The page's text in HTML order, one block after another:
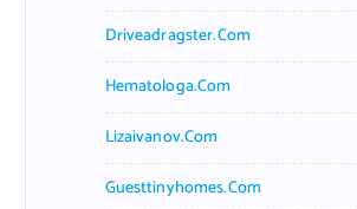
Driveadragster.com
Hematologa.com
Lizaivanov.com
Guesttinyhomes.com